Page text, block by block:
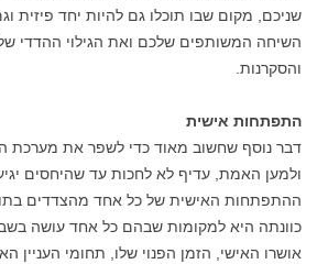
שניכם, מקום שבו תוכלו גם להיות יחד פיזית
השיחה המשותפים שלכם ואת הגילוי ההדדי
והסקרנות.
התפתחות אישית
דבר נוסף שחשוב מאוד כדי לשפר את מערכת
ולמען האמת, עדיף לא לחכות עד שהיחסים
ההתפתחות האישית של כל אחד מהצדדים
כוונתה היא למקומות שבהם כל אחד עושה
אושרו האישי, הזמן הפנוי שלו, תחומי העניין